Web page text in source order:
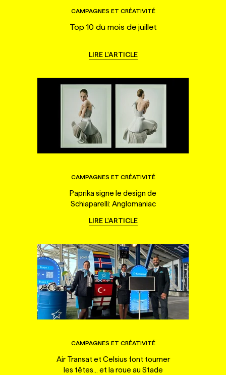
CAMPAGNES ET CRÉATIVITÉ
Top 10 du mois de juillet
LIRE L'ARTICLE
CAMPAGNES ET CRÉATIVITÉ
Paprika signe le design de
Schiaparelli: Anglomaniac
LIRE L'ARTICLE
CAMPAGNES ET CRÉATIVITÉ
Air Transat et Celsius font tourner
les têtes... et la roue au Stade